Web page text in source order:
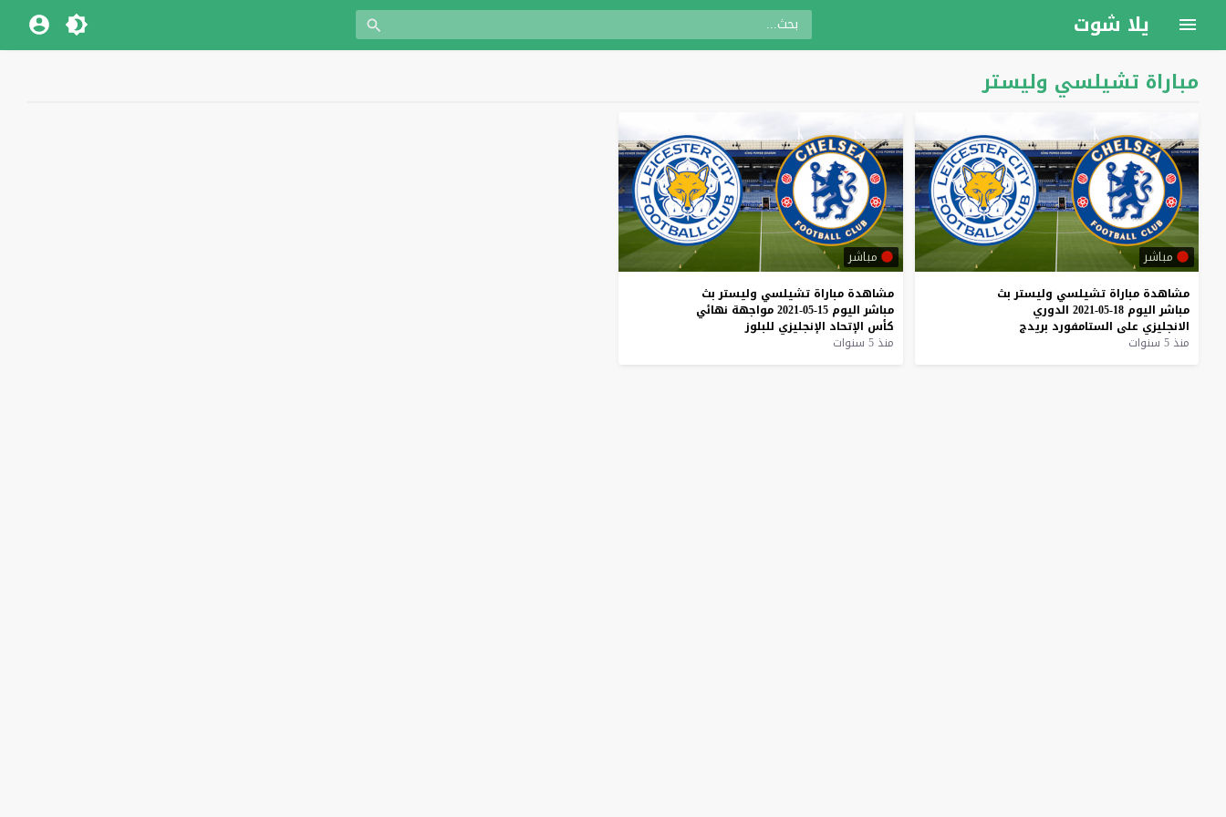
يلا شوت
مباراة تشيلسي وليستر
مباشر
مشاهدة مباراة تشيلسي وليستر بث
مباشر اليوم 18-05-2021
الدوري
الانجليزي على الستامفورد بريدج
منذ 5 سنوات
مباشر
مشاهدة مباراة تشيلسي وليستر بث
مباشر اليوم 15-05-2021 مواجهة نهائي
كأس الإتحاد الإنجليزي للبلوز
منذ 5 سنوات